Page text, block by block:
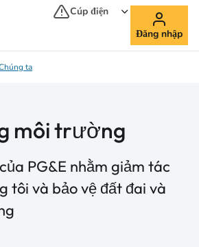
Cúp điện
Đăng nhập
ta
môi trường
PG&E nhằm giảm tác
tôi và bảo vệ đất đai và